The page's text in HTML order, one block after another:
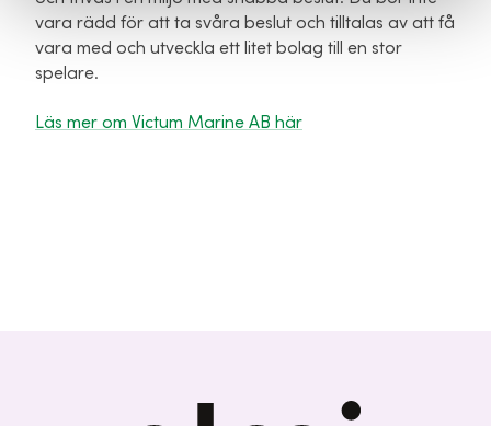
vara rädd för att ta svåra beslut och tilltalas av att få
vara med och utveckla ett litet bolag till en stor
spelare.
Läs mer om Victum Marine AB här